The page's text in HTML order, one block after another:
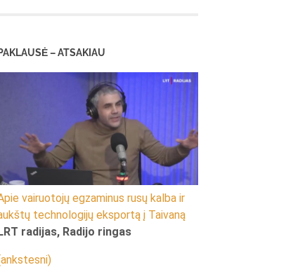
– ATSAKIAU
vairuotojų egzaminus rusų kalba ir
technologijų eksportą į Taivaną
radijas, Radijo ringas